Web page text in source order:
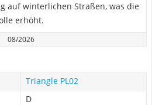
auf winterlichen Straßen, was die
erhöht.
08/2026
Triangle PL02
D